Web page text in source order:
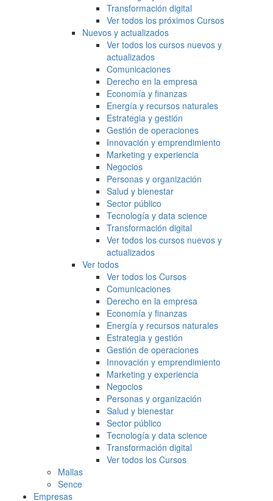
Transformación digital
Ver todos los próximos Cursos
Nuevos y actualizados
Ver todos los cursos nuevos y
actualizados
Comunicaciones
Derecho en la empresa
Economía y finanzas
Energía y recursos naturales
Estrategia y gestión
Gestión de operaciones
Innovación y emprendimiento
Marketing y experiencia
Negocios
Personas y organización
Salud y bienestar
Sector público
Tecnología y data science
Transformación digital
Ver todos los cursos nuevos y
actualizados
Ver todos
Ver todos los Cursos
Comunicaciones
Derecho en la empresa
Economía y finanzas
Energía y recursos naturales
Estrategia y gestión
Gestión de operaciones
Innovación y emprendimiento
Marketing y experiencia
Negocios
Personas y organización
Salud y bienestar
Sector público
Tecnología y data science
Transformación digital
Ver todos los Cursos
Mallas
Sence
Empresas